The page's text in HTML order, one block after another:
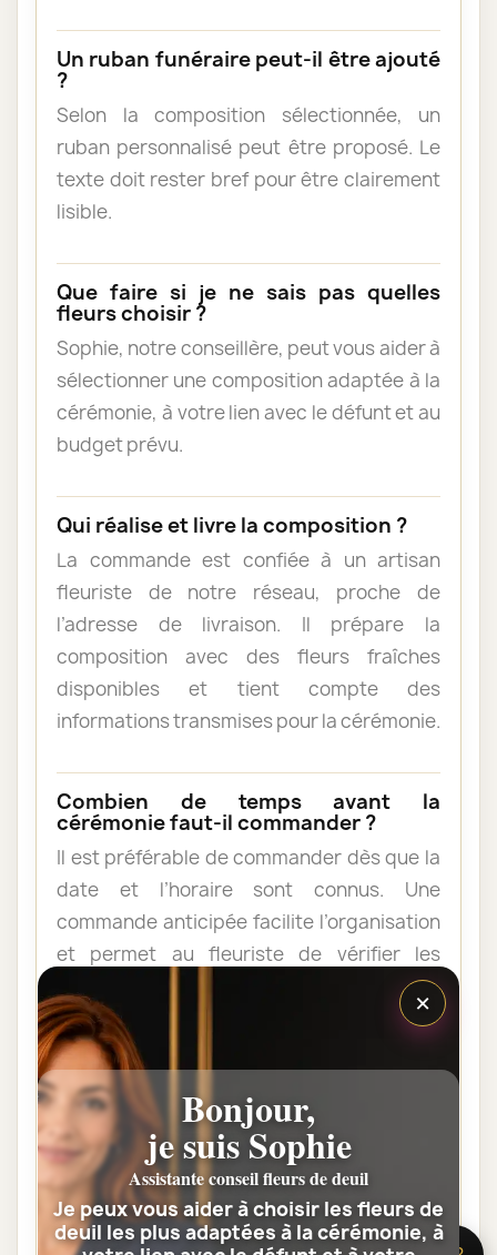
Un ruban funéraire peut-il être ajouté
?
Selon la composition sélectionnée, un
ruban personnalisé peut être proposé. Le
texte doit rester bref pour être clairement
lisible.
Que faire si je ne sais pas quelles
fleurs choisir ?
Sophie, notre conseillère, peut vous aider à
sélectionner une composition adaptée à la
cérémonie, à votre lien avec le défunt et au
budget prévu.
Qui réalise et livre la composition ?
La commande est confiée à un artisan
fleuriste de notre réseau, proche de
l’adresse de livraison. Il prépare la
composition avec des fleurs fraîches
disponibles et tient compte des
informations transmises pour la cérémonie.
Combien de temps avant la
cérémonie faut-il commander ?
Il est préférable de commander dès que la
date et l’horaire sont connus. Une
commande anticipée facilite l’organisation
et permet au fleuriste de vérifier les
Les fleurs peuvent-elles être livrées
au domicile de la famille ?
Oui. Une composition de condoléances
peut être livrée au domicile avant ou après
la cérémonie. Vérifiez simplement que
quelqu’un pourra réceptionner les fleurs.
×
Bonjour,
je suis Sophie
Assistante conseil fleurs de deuil
Je peux vous aider à choisir les fleurs de
deuil les plus adaptées à la cérémonie, à